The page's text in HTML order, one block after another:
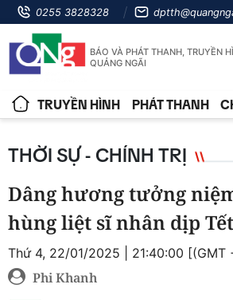
0255 3828328
BÁO VÀ PHÁT THANH, TRUYỀN
QUẢNG NGÃI
TRUYỀN HÌNH PHÁT THANH
THỜI SỰ - CHÍNH TRỊ
Dâng hương tưởng
hùng liệt sĩ nhân dịp
Thứ 4, 22/01/2025 | 21:40:00 [(GMT
Phi Khanh